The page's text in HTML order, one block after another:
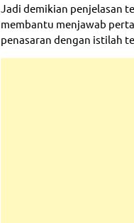
Jadi demikian penjelasan
membantu menjawab
penasaran dengan istilah